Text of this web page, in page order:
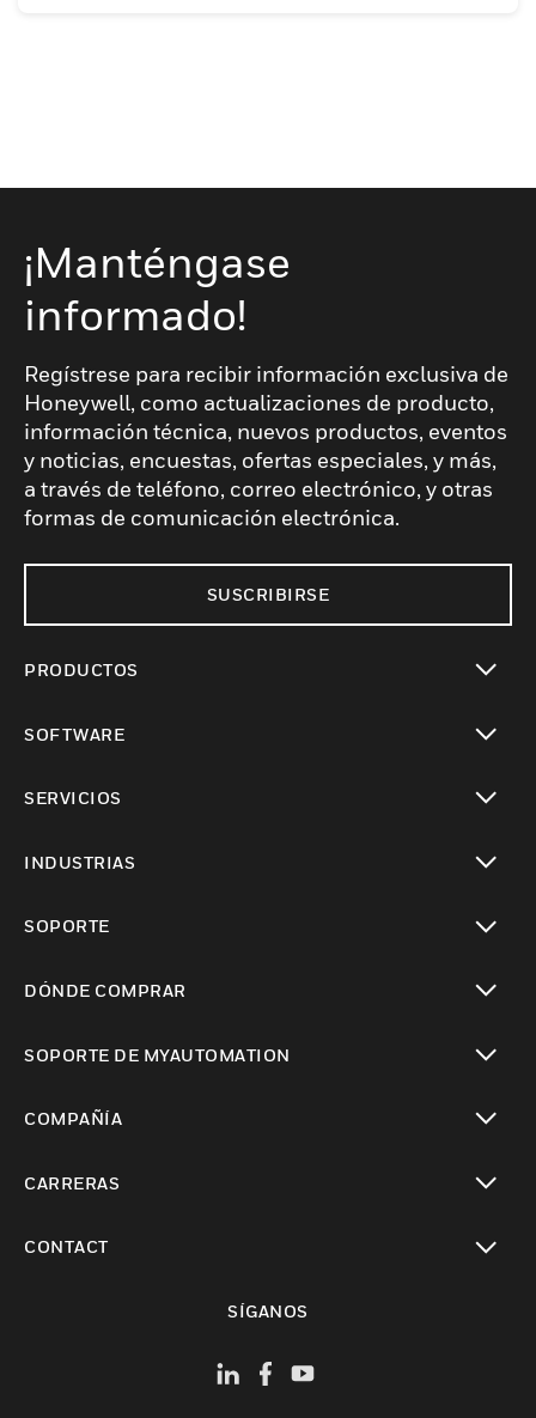
¡Manténgase
informado!
Regístrese para recibir información exclusiva de
Honeywell, como actualizaciones de producto,
información técnica, nuevos productos, eventos
y noticias, encuestas, ofertas especiales, y más,
a través de teléfono, correo electrónico, y otras
formas de comunicación electrónica.
SUSCRIBIRSE
PRODUCTOS
SOFTWARE
SERVICIOS
INDUSTRIAS
SOPORTE
DÓNDE COMPRAR
SOPORTE DE MYAUTOMATION
COMPAÑÍA
CARRERAS
CONTACT
SÍGANOS